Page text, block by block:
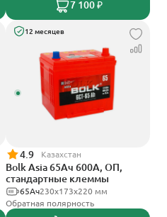
7 100 ₽
12 месяцев
4.9 Казахстан
Bolk Asia 65Ач 600А, ОП,
стандартные клеммы
230x173x220 мм
65Ач
Обратная полярность